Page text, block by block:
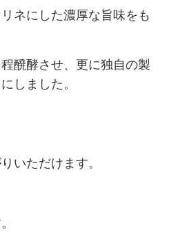
ネにした濃厚な旨味をも
醗酵させ、更に独自の製
しました。
いただけます。